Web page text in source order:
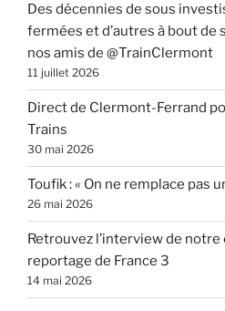
Des décennies de sous
fermées et d’autres à bout de
nos amis de @TrainClermont
11 juillet 2026
Direct de Clermont-Ferrand
Trains
30 mai 2026
Toufik : « On ne remplace pas
26 mai 2026
Retrouvez l’interview de
reportage de France 3
14 mai 2026